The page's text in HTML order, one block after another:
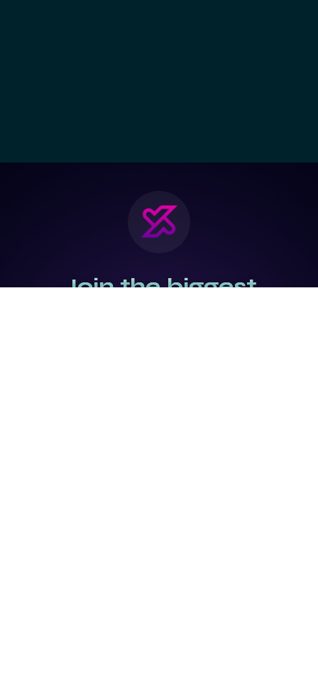
Join the biggest